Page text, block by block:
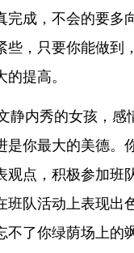
完成，不会的要多
些，只要你能做到
提高。
静内秀的女孩，感
是你最大的美德。
观点，积极参加班
班队活动上表现出
不了你绿荫场上的